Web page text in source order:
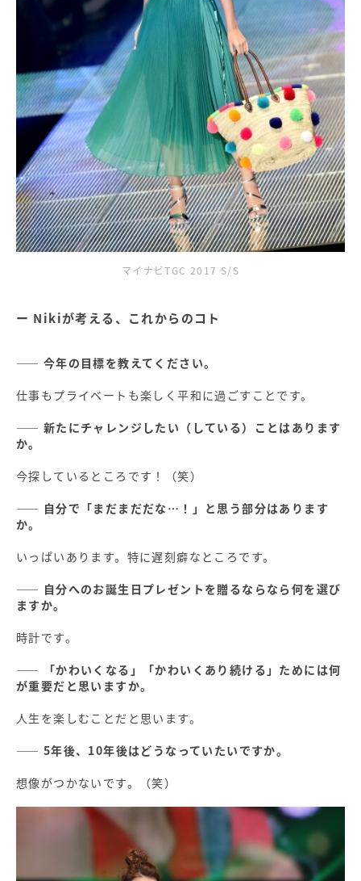
マイナビTGC 2017 S/S
Nikiが考える、これからのコト
―― 今年の目標を教えてください。
仕事もプライベートも楽しく平和に過ごすことです。
―― 新たにチャレンジしたい（している）ことはあります
か。
今探しているところです！（笑）
―― 自分で「まだまだだな…！」と思う部分はあります
か。
いっぱいあります。特に遅刻癖なところです。
―― 自分へのお誕生日プレゼントを贈るならなら何を選び
ますか。
時計です。
―― 「かわいくなる」「かわいくあり続ける」ためには何
が重要だと思いますか。
人生を楽しむことだと思います。
―― 5年後、10年後はどうなっていたいですか。
想像がつかないです。（笑）